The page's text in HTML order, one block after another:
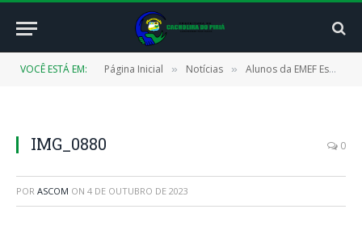
VOCÊ ESTÁ EM: Página Inicial » Notícias » Alunos da EMEF Esperança se divertem e se conscientizam no Dia da Árvore
IMG_0880 0
POR ASCOM ON 4 DE OUTUBRO DE 2023